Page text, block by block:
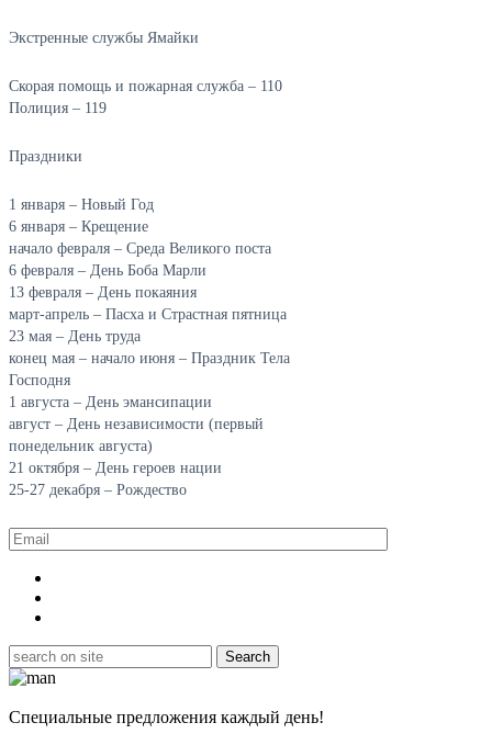
Экстренные службы Ямайки
Скорая помощь и пожарная служба – 110
Полиция – 119
Праздники
1 января – Новый Год
6 января – Крещение
начало февраля – Среда Великого поста
6 февраля – День Боба Марли
13 февраля – День покаяния
март-апрель – Пасха и Страстная пятница
23 мая – День труда
конец мая – начало июня – Праздник Тела
Господня
1 августа – День эмансипации
август – День независимости (первый
понедельник августа)
21 октября – День героев нации
25-27 декабря – Рождество
Специальные предложения каждый день!